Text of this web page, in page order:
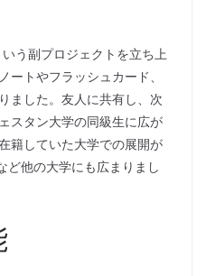
う副プロジェクトを立ち上
ートやフラッシュカード、
ました。友人に共有し、次
スタン大学の同級生に広が
籍していた大学での展開が
ど他の大学にも広まりまし